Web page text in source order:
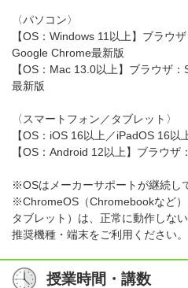
〈パソコン〉
【OS：Windows 11以上】ブラウ
Google Chrome最新版
【OS：Mac 13.0以上】ブラウザ
最新版
〈スマートフォン／タブレット〉
【OS：iOS 16以上／iPadOS 16
【OS：Android 12以上】ブラウ
※OSはメーカーサポートが継続し
※ChromeOS（Chromebookなど
タブレット）は、正常に動作しな
推奨機種・端末をご利用ください。
授業時間・講数